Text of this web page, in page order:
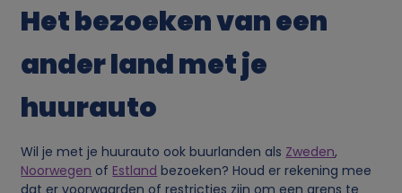
Het bezoeken van een
ander land met je
huurauto
Wil je met je huurauto ook buurlanden als Zweden,
Noorwegen of Estland bezoeken? Houd er rekening mee
dat er voorwaarden of restricties zijn om een grens te
e
n
s
e